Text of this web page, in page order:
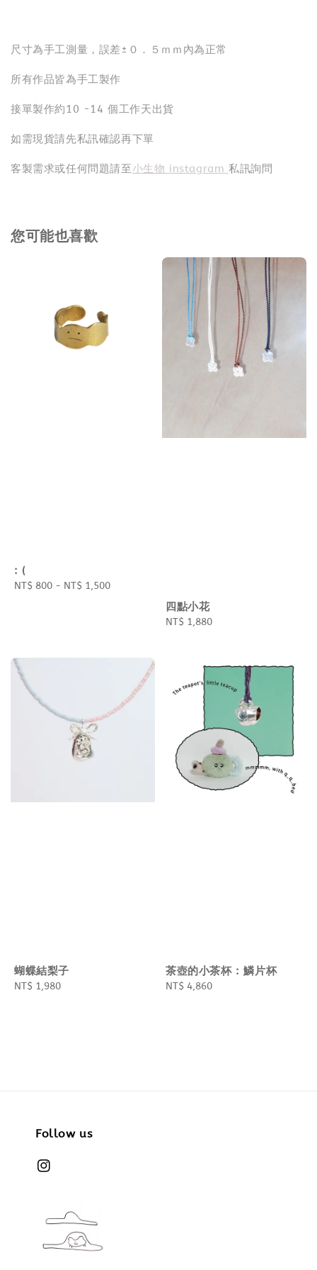
尺寸為手工測量，誤差±０．５ｍｍ內為正常
所有作品皆為手工製作
接單製作約10 -14 個工作天出貨
如需現貨請先私訊確認再下單
客製需求或任何問題請至小生物 instagram私訊詢問
您可能也喜歡
: (
Regular
NT$ 800 - NT$ 1,500
四點小花
Regular
NT$ 1,880
蝴蝶結梨子
Regular
NT$ 1,980
茶壺的小茶杯 : 鱗片杯
Regular
NT$ 4,860
Follow us